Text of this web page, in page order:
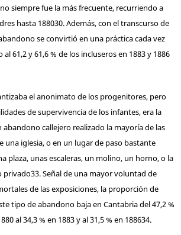
siempre fue la más frecuente, recurriendo a
hasta 188030. Además, con el transcurso de
se convirtió en una práctica cada vez
61,2 y 61,6 % de los incluseros en 1883 y 1886
el anonimato de los progenitores, pero
de supervivencia de los infantes, era la
abandono callejero realizado la mayoría de las
una iglesia, o en un lugar de paso bastante
plaza, unas escaleras, un molino, un horno, o la
privado33. Señal de una mayor voluntad de
de las exposiciones, la proporción de
tipo de abandono baja en Cantabria del 47,2 %
al 34,3 % en 1883 y al 31,5 % en 188634.